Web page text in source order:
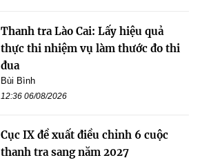
Thanh tra Lào Cai: Lấy hiệu quả
thực thi nhiệm vụ làm thước đo thi
đua
Bùi Bình
12:36 06/08/2026
Cục IX đề xuất điều chỉnh 6 cuộc
thanh tra sang năm 2027